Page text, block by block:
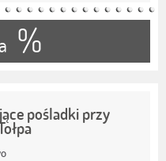
%
pośladki przy